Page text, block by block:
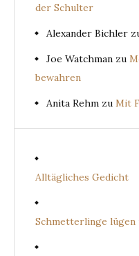
der Schulter
Alexander Bichler
Joe Watchman zu
bewahren
Anita Rehm zu Mit
Alltägliches Gedicht
Schmetterlinge lügen